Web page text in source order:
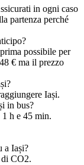
in ogni caso
partenza perché
possibile per
€ ma il prezzo
Iași.
in bus?
h e 45 min.
a Iași?
CO2.